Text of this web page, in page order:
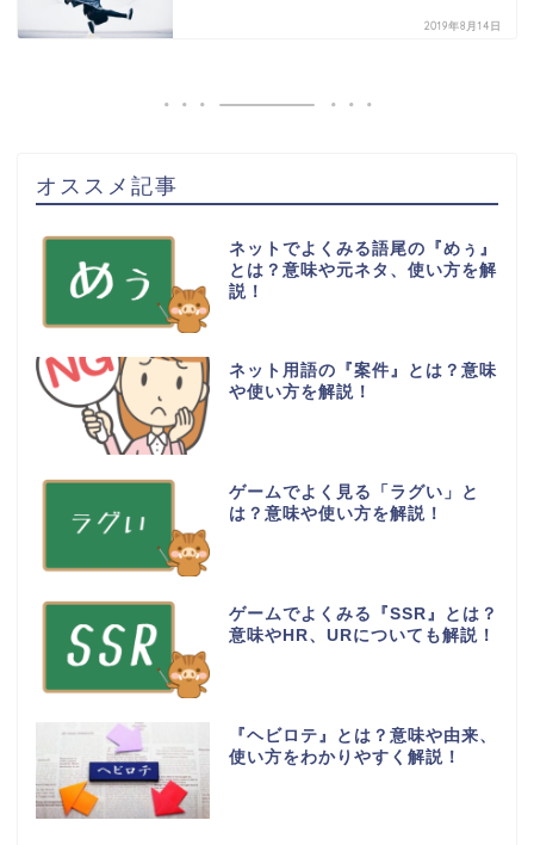
2019年8月14日
オススメ記事
ネットでよくみる語尾の『めぅ』
とは？意味や元ネタ、使い方を解
説！
ネット用語の『案件』とは？意味
や使い方を解説！
ゲームでよく見る「ラグい」と
は？意味や使い方を解説！
ゲームでよくみる『SSR』とは？
意味やHR、URについても解説！
『ヘビロテ』とは？意味や由来、
使い方をわかりやすく解説！